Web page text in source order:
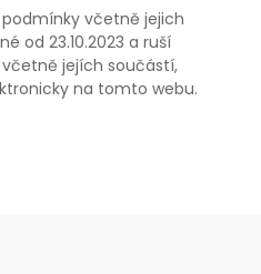
včetně jejich
od 23.10.2023 a ruší
jejích součástí,
na tomto webu.